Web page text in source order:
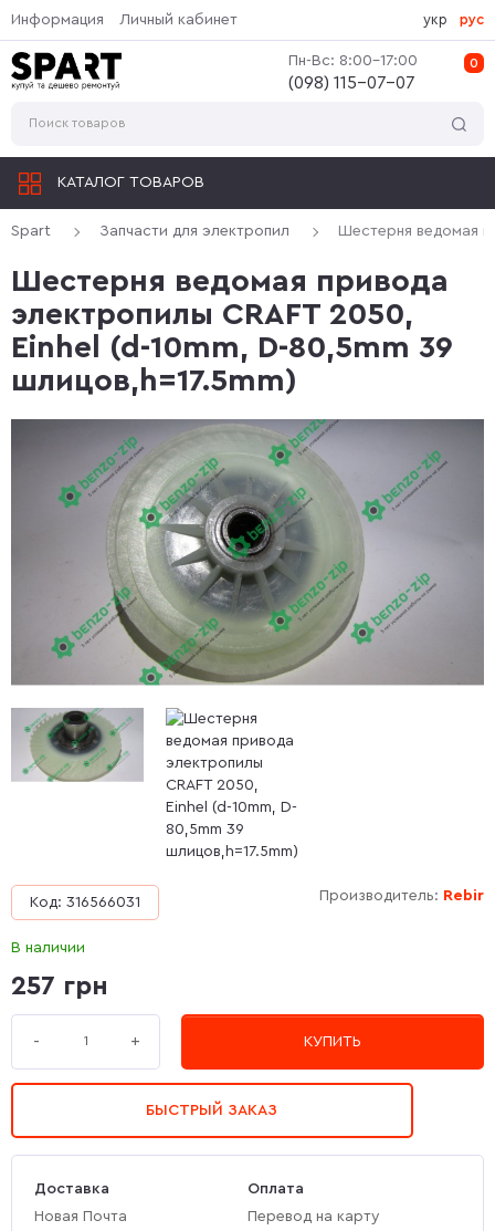
Информация Личный кабинет
0
Пн-Вс: 8:00-17:00
(‎098) 115-07-07
укр рус
КАТАЛОГ ТОВАРОВ
Spart Запчасти для электропил Шестерня ведомая
Шестерня ведомая привода
электропилы CRAFT 2050,
Einhel (d-10mm, D-80,5mm 39
шлицов,h=17.5mm)
Производитель: Rebir
Код: 316566031
В наличии
257 грн
- + КУПИТЬ
БЫСТРЫЙ ЗАКАЗ
Доставка
Новая Почта
Оплата
Перевод на карту